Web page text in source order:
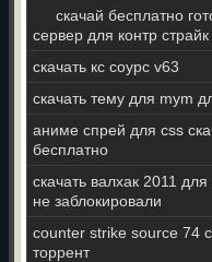
скачай бесплатно
сервер для контр
скачать кс соурс v63
скачать тему для mym
аниме спрей для css
бесплатно
скачать валхак 2011 для
не заблокировали
counter strike source 74
торрент